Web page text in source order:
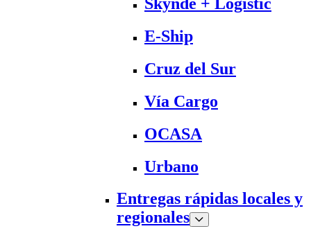
E-Ship
Cruz del Sur
Vía Cargo
OCASA
Urbano
Entregas rápidas locales y
regionales